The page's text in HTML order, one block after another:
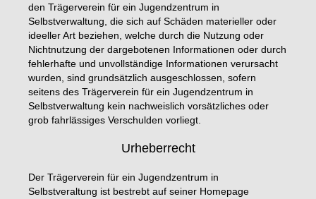
den Trägerverein für ein Jugendzentrum in
Selbstverwaltung, die sich auf Schäden materieller oder
ideeller Art beziehen, welche durch die Nutzung oder
Nichtnutzung der dargebotenen Informationen oder durch
fehlerhafte und unvollständige Informationen verursacht
wurden, sind grundsätzlich ausgeschlossen, sofern
seitens des Trägerverein für ein Jugendzentrum in
Selbstverwaltung kein nachweislich vorsätzliches oder
grob fahrlässiges Verschulden vorliegt.
Urheberrecht
Der Trägerverein für ein Jugendzentrum in
Selbstveraltung ist bestrebt auf seiner Homepage